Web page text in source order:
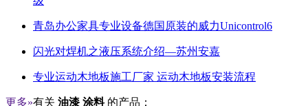
青岛办公家具专业设备德国原装的威力Unicontrol6
闪光对焊机之液压系统介绍—苏州安嘉
专业运动木地板施工厂家 运动木地板安装流程
更多»有关 油漆 涂料 的产品：